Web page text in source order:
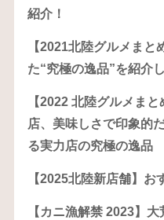
紹介！
【2021北陸グルメま
た“究極の逸品”を紹介
【2022 北陸グルメま
店、美味しさで印象的
る実力店の究極の逸品
【2025北陸新店舗】お
【カニ漁解禁 2023】